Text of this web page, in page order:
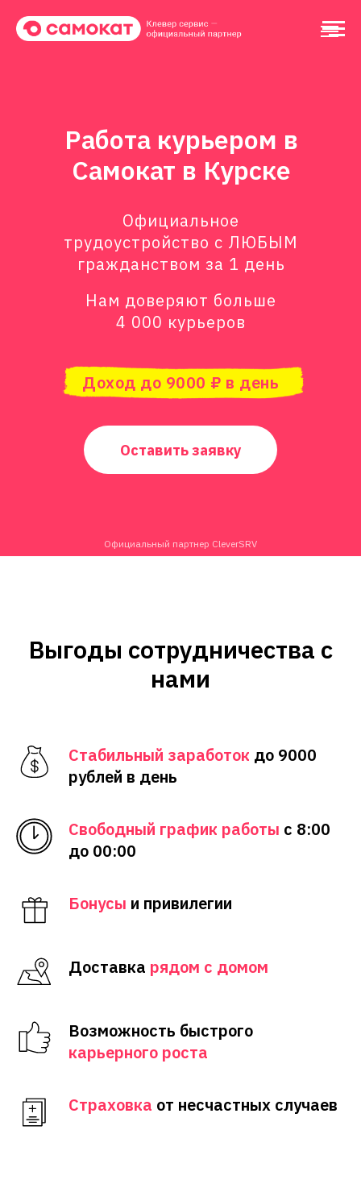
Доход до 9000 ₽ в день
Оставить заявку
Нам доверяют больше
4 000 курьеров
Официальный партнер CleverSRV
Работа курьером в
Самокат в Курске
Официальное
трудоустройство с ЛЮБЫМ
гражданством за 1 день
Выгоды сотрудничества с
нами
Стабильный заработок до 9000
рублей в день
Свободный график работы с 8:00
до 00:00
Бонусы и привилегии
Доставка рядом с домом
Возможность быстрого
карьерного роста
Страховка от несчастных случаев